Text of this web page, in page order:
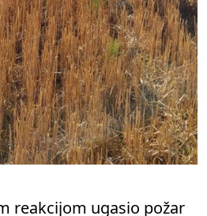
reakcijom ugasio požar